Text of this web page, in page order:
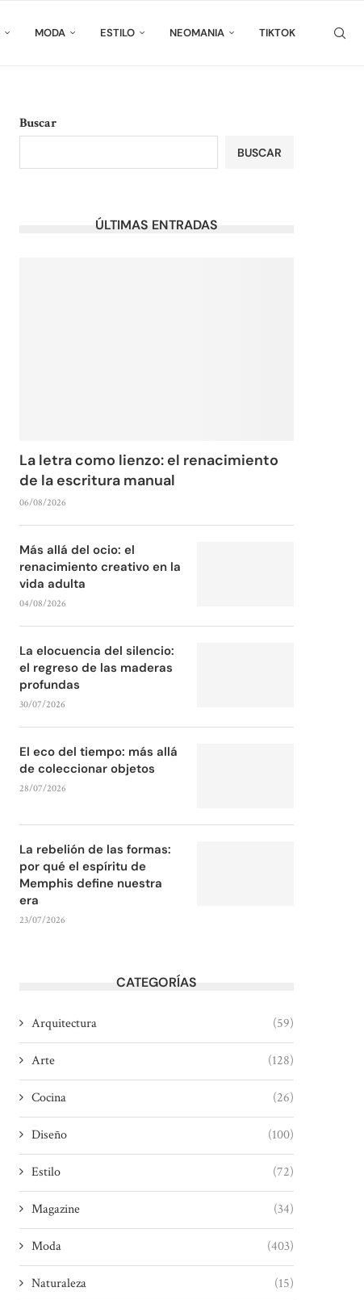
MODA ESTILO NEOMANIA TIKTOK
Buscar
BUSCAR
ÚLTIMAS ENTRADAS
La letra como lienzo: el renacimiento
de la escritura manual
06/08/2026
Más allá del ocio: el
renacimiento creativo en la
vida adulta
04/08/2026
La elocuencia del silencio:
el regreso de las maderas
profundas
30/07/2026
El eco del tiempo: más allá
de coleccionar objetos
28/07/2026
La rebelión de las formas:
por qué el espíritu de
Memphis define nuestra
era
23/07/2026
CATEGORÍAS
Arquitectura (59)
Arte (128)
Cocina (26)
Diseño (100)
Estilo (72)
Magazine (34)
Moda (403)
Naturaleza (15)